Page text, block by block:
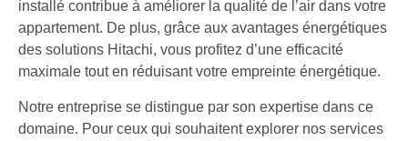
installé contribue à améliorer la qualité de l’air dans votre
appartement. De plus, grâce aux avantages énergétiques
des solutions Hitachi, vous profitez d’une efficacité
maximale tout en réduisant votre empreinte énergétique.
Notre entreprise se distingue par son expertise dans ce
domaine. Pour ceux qui souhaitent explorer nos services